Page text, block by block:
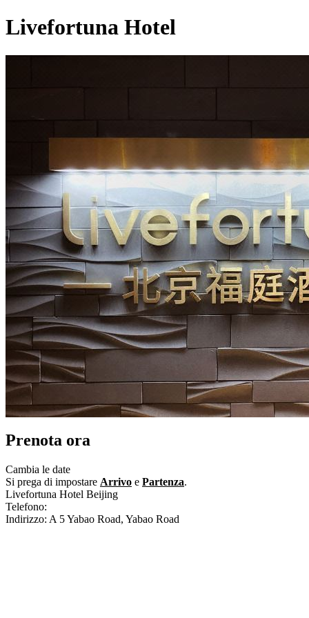
Livefortuna Hotel
Prenota ora
Cambia le date
Si prega di impostare Arrivo e Partenza.
Livefortuna Hotel Beijing
Telefono:
Indirizzo: A 5 Yabao Road, Yabao Road